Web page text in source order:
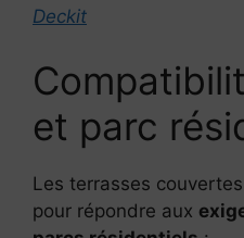
Deckit
et parc
Les terrasses
pour répondre aux